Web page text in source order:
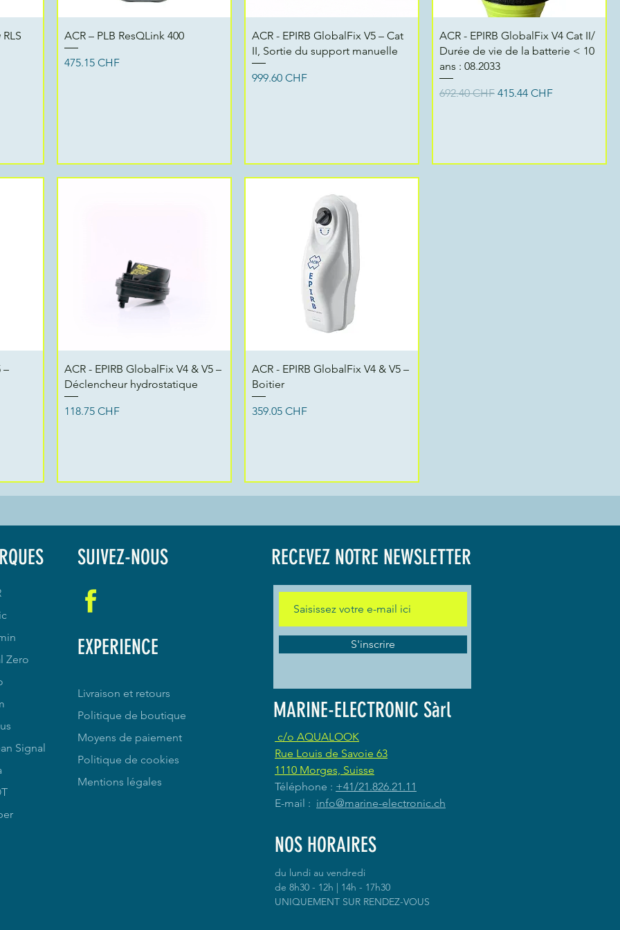
Aperçu rapide
ACR – PLB ResQLink 400
Prix
475.15 CHF
Aperçu rapide
ACR - EPIRB GlobalFix V5 – Cat
II, Sortie du support manuelle
Prix
999.60 CHF
Aperçu rapide
ACR - EPIRB GlobalFix V4 Cat II/
Durée de vie de la batterie < 10
ans : 08.2033
Prix original
692.40 CHF Prix promotionnel
415.44 CHF
–
Aperçu rapide
ACR - EPIRB GlobalFix V4 & V5 –
Déclencheur hydrostatique
Prix
118.75 CHF
Aperçu rapide
ACR - EPIRB GlobalFix V4 & V5 –
Boitier
Prix
359.05 CHF
SUIVEZ-NOUS RECEVEZ NOTRE NEWSLETTER
EXPERIENCE
Livraison et retours
Politique de boutique
Moyens de paiement
Politique de cookies
Mentions légales
S'inscrire
MARINE-ELECTRONIC Sàrl
c/o AQUALOOK
Rue Louis de Savoie 63
1110 Morges, Suisse
Téléphone : +41/21.826.21.11
E-mail : info@marine-electronic.ch
NOS HORAIRES
du lundi au vendredi
de 8h30 - 12h | 14h - 17h30
UNIQUEMENT SUR RENDEZ-VOUS
Zero
Signal